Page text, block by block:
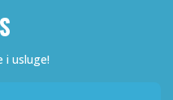
i usluge!